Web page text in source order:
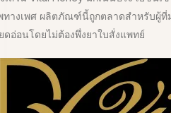
ทางเพศ ผลิตภัณฑ์นี้ถูกตลาดสำหรับผู้ที่
ดอ่อนโดยไม่ต้องพึ่งยาใบสั่งแพทย์